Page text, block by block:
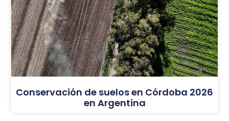
Conservación de suelos en Córdoba 2026
en Argentina